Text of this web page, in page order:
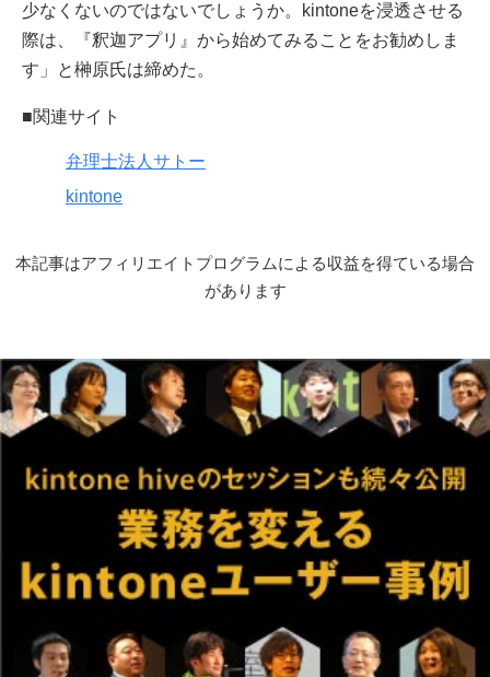
少なくないのではないでしょうか。kintoneを浸透させる
際は、『釈迦アプリ』から始めてみることをお勧めしま
す」と榊原氏は締めた。
■関連サイト
弁理士法人サトー
kintone
本記事はアフィリエイトプログラムによる収益を得ている場合
があります